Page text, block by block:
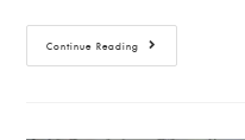
Continue Reading